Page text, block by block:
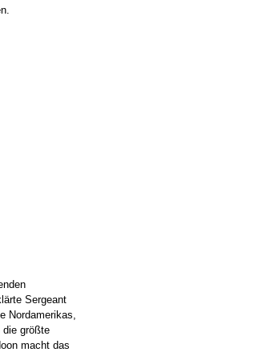
Sergeant
Nordamerikas,
größte
macht das